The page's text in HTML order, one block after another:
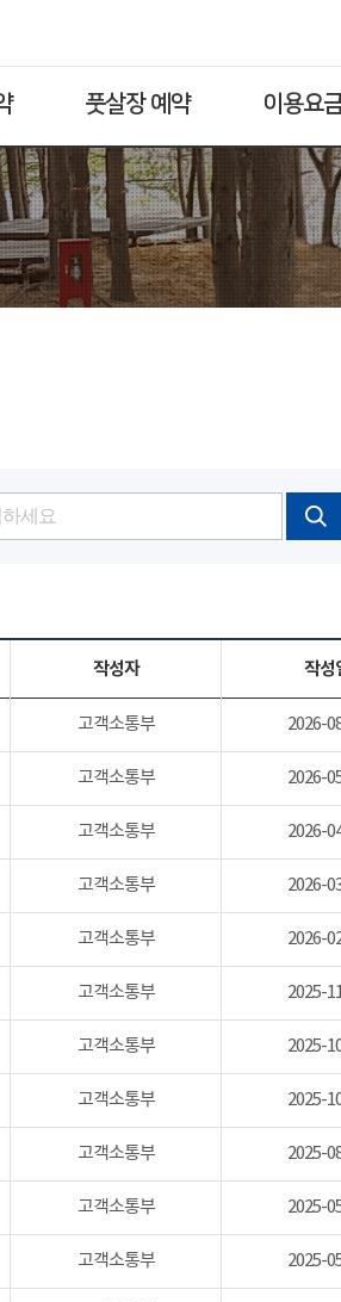
풋살장 예약 이용요
작성자 작성
고객소통부 2026-
고객소통부 2026-
고객소통부 2026-
고객소통부 2026-
고객소통부 2026-
고객소통부 2025-
고객소통부 2025-
고객소통부 2025-
고객소통부 2025-
고객소통부 2025-
고객소통부 2025-